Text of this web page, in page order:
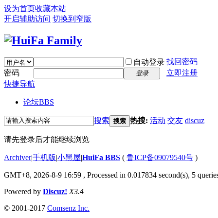
设为首页收藏本站
开启辅助访问 切换到窄版
自动登录 找回密码
密码
登录
立即注册
快捷导航
论坛BBS
搜索 搜索 热搜: 活动 交友 discuz
请先登录后才能继续浏览
Archiver|手机版|小黑屋|HuiFa BBS ( 鲁ICP备09079540号 )
GMT+8, 2026-8-9 16:59 , Processed in 0.017834 second(s), 5
Powered by Discuz! X3.4
© 2001-2017 Comsenz Inc.